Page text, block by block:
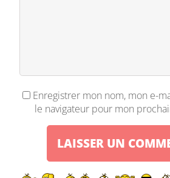
Enregistrer mon nom, mon e-
le navigateur pour mon